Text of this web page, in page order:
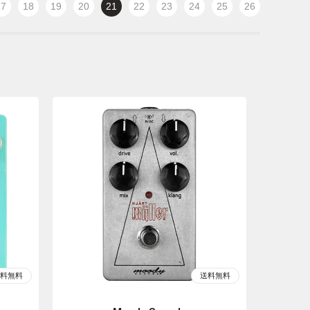
18 19 20 21 22 23 24 25 26